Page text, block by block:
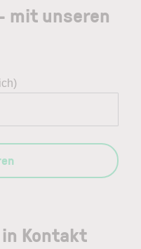
Kontakt
mit unseren